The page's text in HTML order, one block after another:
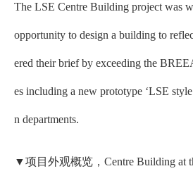
The LSE Centre Building project was
opportunity to design a building to
ered their brief by exceeding the
es including a new prototype ‘LSE
n departments.
▼项目外观概览，Centre Building at